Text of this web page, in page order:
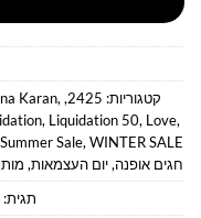
קטגוריות: 2425
,
Karan,
, Liquidation 50, Love,
Summer Sale, WINTER SALE
חגים אופנה,יום העצמאות,
תגית: